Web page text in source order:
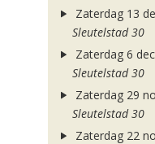
Zaterdag 13
Sleutelstad 30
Zaterdag 6
Sleutelstad 30
Zaterdag 29
Sleutelstad 30
Zaterdag 22